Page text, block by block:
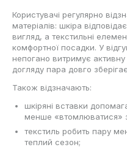
Користувачі регулярно
матеріалів: шкіра
вигляд, а текстильні
комфортної посадки. У
непогано витримує
догляду пара довго
Також відзначають:
шкіряні вставки
менше «втомлюватися»
текстиль робить пару
теплий сезон;